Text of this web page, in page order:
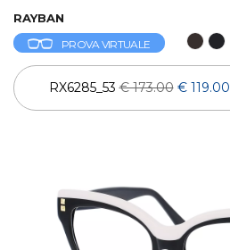
RAYBAN
PROVA VIRTUALE
RX6285_53€ 173.00 € 119.00